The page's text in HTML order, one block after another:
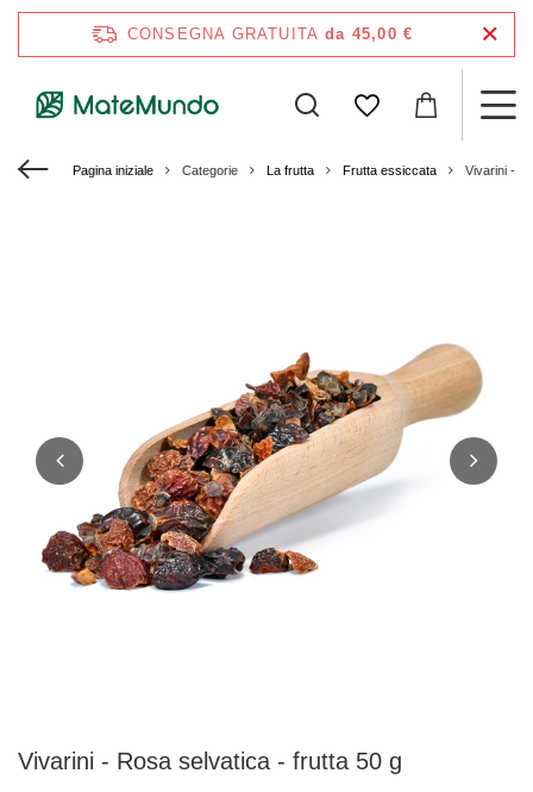
CONSEGNA GRATUITA da 45,00 €
Pagina iniziale Categorie La frutta Frutta essiccata Vivarini -
Vivarini - Rosa selvatica - frutta 50 g